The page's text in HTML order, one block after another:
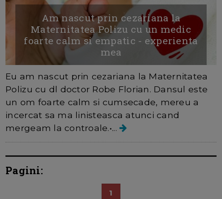
Am nascut prin cezariana la
Maternitatea Polizu cu un medic
foarte calm si empatic - experienta
mea
Eu am nascut prin cezariana la Maternitatea
Polizu cu dl doctor Robe Florian. Dansul este
un om foarte calm si cumsecade, mereu a
incercat sa ma linisteasca atunci cand
mergeam la controale.•...
Pagini:
1